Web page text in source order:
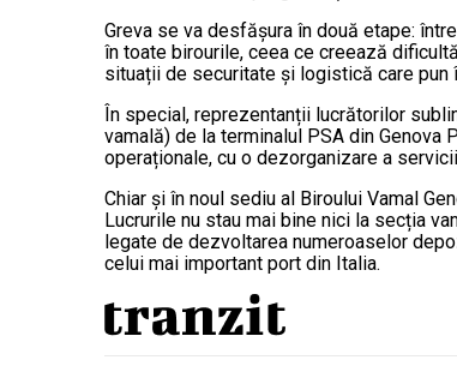
Greva se va desfășura în două etape:
în toate birourile, ceea ce creează
situații de securitate și logistică care pun
În special, reprezentanții lucrătorilor
vamală) de la terminalul PSA din Genova
operaționale, cu o dezorganizare a
Chiar și în noul sediu al Biroului Vamal
Lucrurile nu stau mai bine nici la secția
legate de dezvoltarea numeroaselor
celui mai important port din Italia.